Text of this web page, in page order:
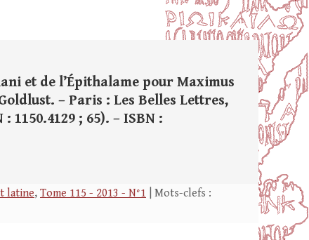
et de l’Épithalame pour Maximus
– Paris : Les Belles Lettres,
1150.4129 ; 65). – ISBN :
latine, Tome 115 - 2013 - N°1 | Mots-clefs :